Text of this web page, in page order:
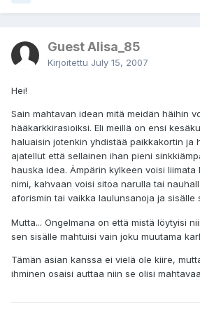
Guest Alisa_85
Kirjoitettu July 15, 2007
Hei!
Sain mahtavan idean mitä meidän häihin
hääkarkkirasioiksi. Eli meillä on ensi
haluaisin jotenkin yhdistää paikkakortin ja
ajatellut että sellainen ihan pieni
hauska idea. Ämpärin kylkeen voisi
nimi, kahvaan voisi sitoa narulla tai
aforismin tai vaikka laulunsanoja ja sisälle
Mutta... Ongelmana on että mistä löytyisi
sen sisälle mahtuisi vain joku muutama
Tämän asian kanssa ei vielä ole kiire,
ihminen osaisi auttaa niin se olisi